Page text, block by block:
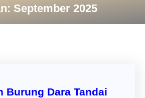
September 2025
Burung Dara Tandai